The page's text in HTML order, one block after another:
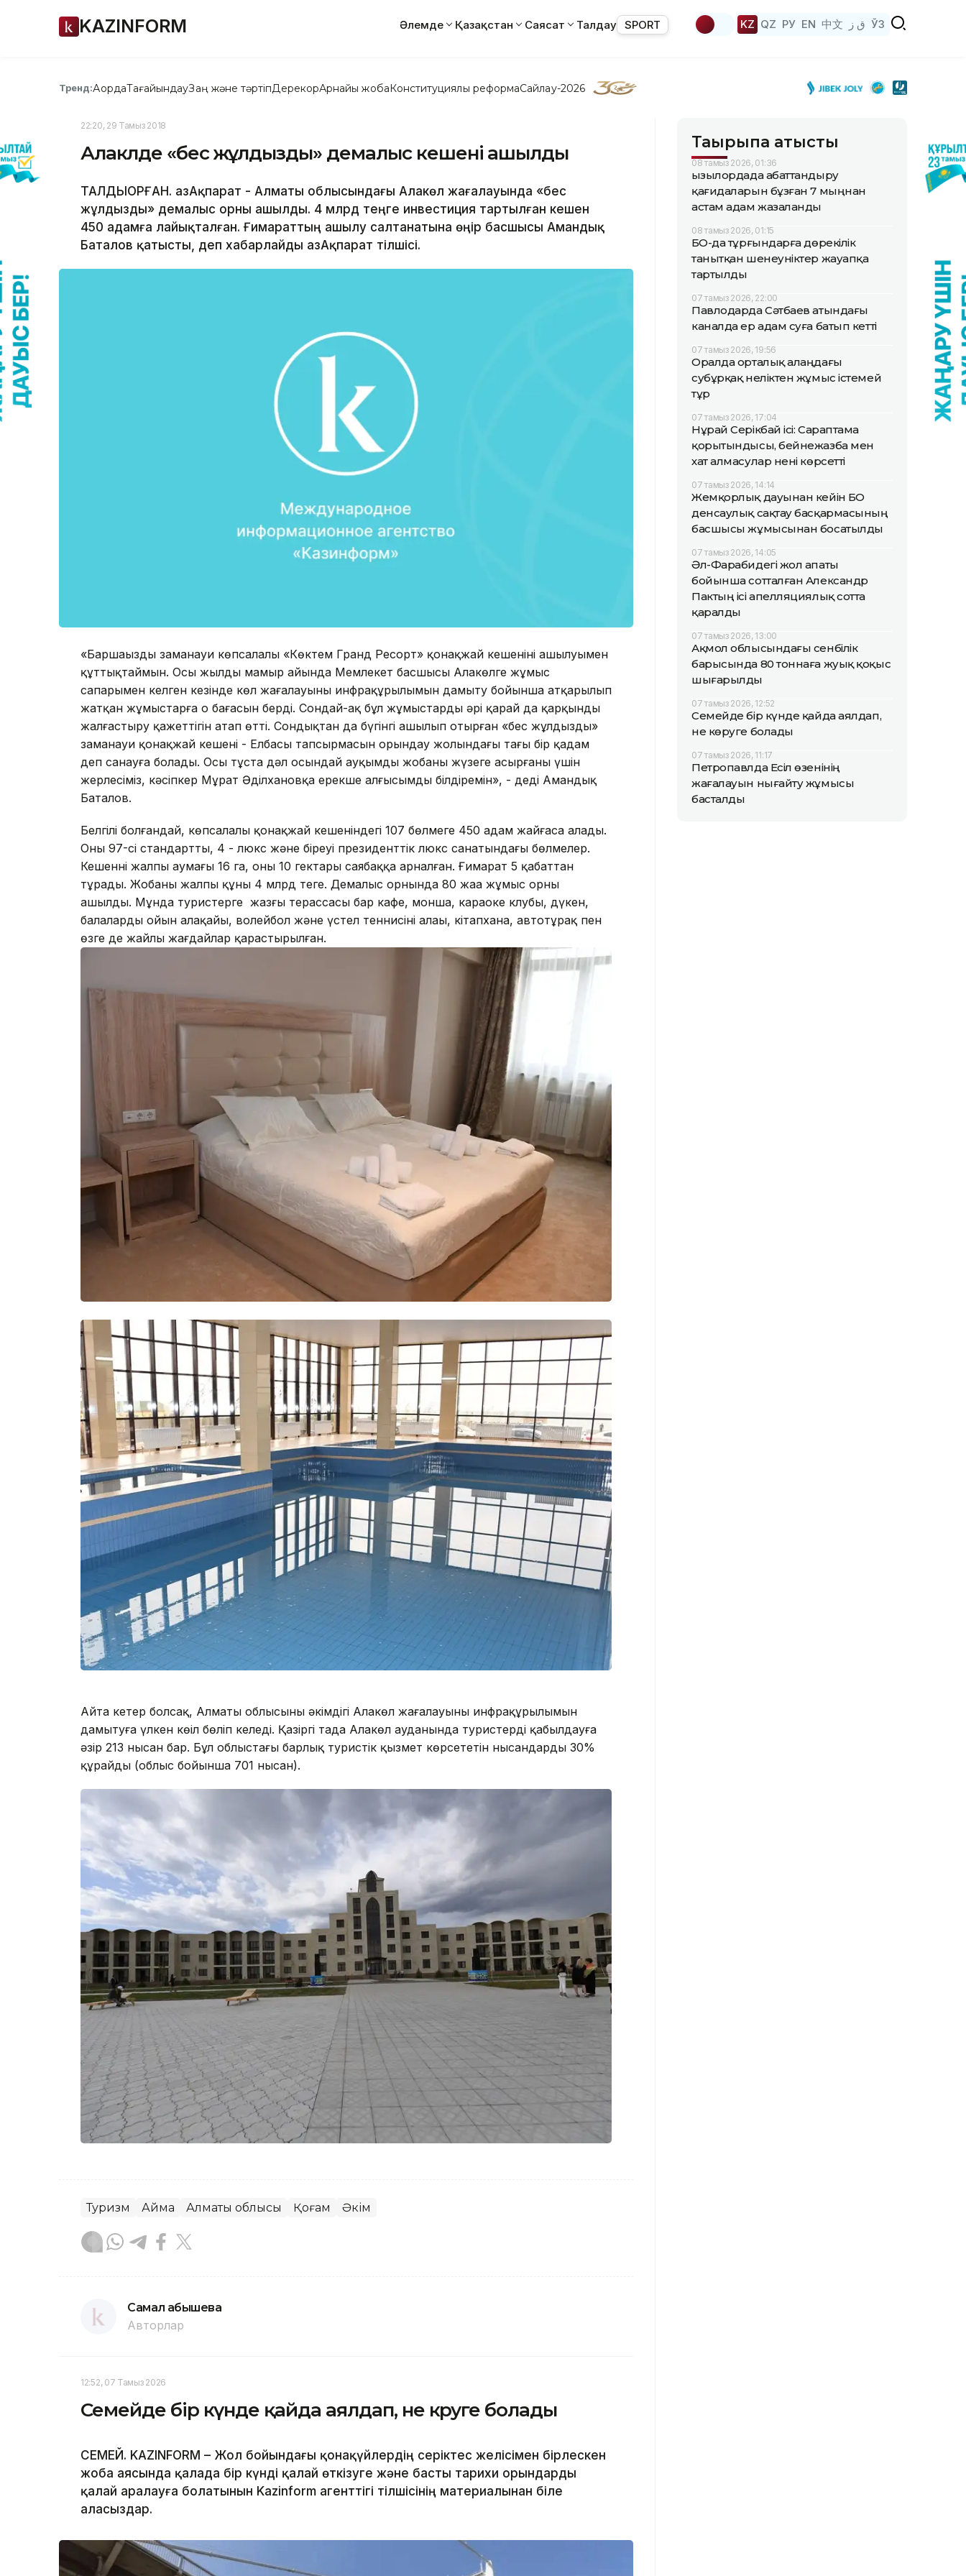
KAZINFORM Әлемде Қазақстан Саясат Талдау SPORT KZ QZ РУ EN 中文 ق ز ЎЗ
Тренд:АқордаТағайындауЗаң және тәртіпДерекқорАрнайы жобаКонституциялық реформаСайлау-2026
22:20, 29 Тамыз 2018
Алакөлде «бес жұлдызды» демалыс кешені ашылды
ТАЛДЫҚОРҒАН. ҚазАқпарат - Алматы облысындағы Алакөл жағалауында «бес
жұлдызды» демалыс орны ашылды. 4 млрд теңге инвестиция тартылған кешен
450 адамға лайықталған. Ғимараттың ашылу салтанатына өңір басшысы Амандық
Баталов қатысты, деп хабарлайды ҚазАқпарат тілшісі.
«Баршаңызды заманауи көпсалалы «Көктем Гранд Ресорт» қонақжай кешенінің ашылуымен
құттықтаймын. Осы жылдың мамыр айында Мемлекет басшысы Алакөлге жұмыс
сапарымен келген кезінде көл жағалауының инфрақұрылымын дамыту бойынша атқарылып
жатқан жұмыстарға оң бағасын берді. Сондай-ақ бұл жұмыстарды әрі қарай да қарқынды
жалғастыру қажеттігін атап өтті. Сондықтан да бүгінгі ашылып отырған «бес жұлдызды»
заманауи қонақжай кешені - Елбасы тапсырмасын орындау жолындағы тағы бір қадам
деп санауға болады. Осы тұста дәл осындай ауқымды жобаны жүзеге асырғаны үшін
жерлесіміз, кәсіпкер Мұрат Әділхановқа ерекше алғысымды білдіремін», - деді Амандық
Баталов.
Белгілі болғандай, көпсалалы қонақжай кешеніндегі 107 бөлмеге 450 адам жайғаса алады.
Оның 97-сі стандартты, 4 - люкс және біреуі президенттік люкс санатындағы бөлмелер.
Кешеннің жалпы аумағы 16 га, оның 10 гектары саябаққа арналған. Ғимарат 5 қабаттан
тұрады. Жобаның жалпы құны 4 млрд теңге. Демалыс орнында 80 жаңа жұмыс орны
ашылды. Мұнда туристерге жазғы терассасы бар кафе, монша, караоке клубы, дүкен,
балалардың ойын алаңқайы, волейбол және үстел теннисінің алаңы, кітапхана, автотұрақ пен
өзге де жайлы жағдайлар қарастырылған.
Айта кетер болсақ, Алматы облысының әкімдігі Алакөл жағалауының инфрақұрылымын
дамытуға үлкен көңіл бөліп келеді. Қазіргі таңда Алакөл ауданында туристерді қабылдауға
әзір 213 нысан бар. Бұл облыстағы барлық туристік қызмет көрсететін нысандардың 30%
құрайды (облыс бойынша 701 нысан).
Туризм Аймақ Алматы облысы Қоғам Әкім
Самал Қабышева
Авторлар
12:52, 07 Тамыз 2026
Семейде бір күнде қайда аялдап, не көруге болады
СЕМЕЙ. KAZINFORM – Жол бойындағы қонақүйлердің серіктес желісімен бірлескен
жоба аясында қалада бір күнді қалай өткізуге және басты тарихи орындарды
қалай аралауға болатынын Kazinform агенттігі тілшісінің материалынан біле
аласыздар.
Тақырыпқа қатысты
08 тамыз 2026, 01:36
Қызылордада абаттандыру
қағидаларын бұзған 7 мыңнан
астам адам жазаланды
08 тамыз 2026, 01:15
БҚО-да тұрғындарға дөрекілік
танытқан шенеуніктер жауапқа
тартылды
07 тамыз 2026, 22:00
Павлодарда Сәтбаев атындағы
каналда ер адам суға батып кетті
07 тамыз 2026, 19:56
Оралда орталық алаңдағы
субұрқақ неліктен жұмыс істемей
тұр
07 тамыз 2026, 17:04
Нұрай Серікбай ісі: Сараптама
қорытындысы, бейнежазба мен
хат алмасулар нені көрсетті
07 тамыз 2026, 14:14
Жемқорлық дауынан кейін БҚО
денсаулық сақтау басқармасының
басшысы жұмысынан босатылды
07 тамыз 2026, 14:05
Әл-Фарабидегі жол апаты
бойынша сотталған Александр
Пактың ісі апелляциялық сотта
қаралды
07 тамыз 2026, 13:00
Ақмол облысындағы сенбілік
барысында 80 тоннаға жуық қоқыс
шығарылды
07 тамыз 2026, 12:52
Семейде бір күнде қайда аялдап,
не көруге болады
07 тамыз 2026, 11:17
Петропавлда Есіл өзенінің
жағалауын нығайту жұмысы
басталды